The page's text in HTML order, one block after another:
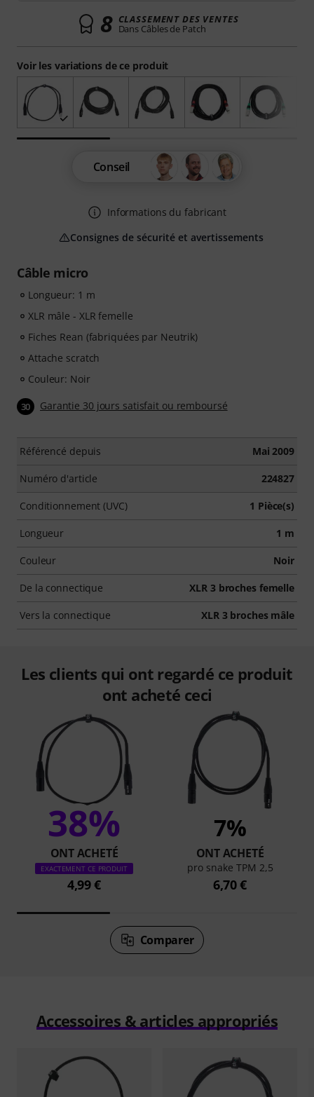
Câble micro
Longueur: 1 m
XLR mâle - XLR femelle
Fiches Rean (fabriquées par Neutrik)
Attache scratch
Couleur: Noir
30 Garantie 30 jours satisfait ou remboursé
Référencé depuis Mai 2009
Numéro d'article 224827
Conditionnement (UVC) 1 Pièce(s)
Longueur 1 m
Couleur Noir
De la connectique XLR 3 broches femelle
Vers la connectique XLR 3 broches mâle
Voir les variations de ce produit
8 CLASSEMENT DES VENTES
Dans Câbles de Patch
Conseil
Informations du fabricant
Consignes de sécurité et avertissements
Les clients qui ont regardé ce produit
ont acheté ceci
38%
ONT ACHETÉ
EXACTEMENT CE PRODUIT
4,99 €
7%
ONT ACHETÉ
pro snake TPM 2,5
6,70 €
Comparer
Accessoires & articles appropriés